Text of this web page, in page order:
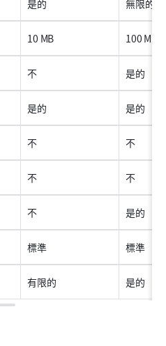
是的 無限的
10 MB 100 MB
不 是的
是的 是的
不 不
不 不
不 是的
標準 標準
有限的 是的